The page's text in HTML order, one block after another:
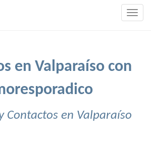
en Valparaíso con
Contactos en Valparaíso